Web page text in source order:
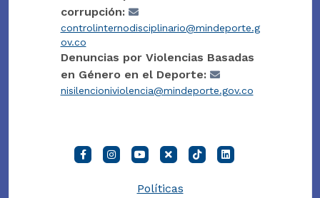
corrupción:
controlinternodisciplinario@mindeporte.g
ov.co
Denuncias por Violencias Basadas
en Género en el Deporte:
nisilencioniviolencia@mindeporte.gov.co
Políticas